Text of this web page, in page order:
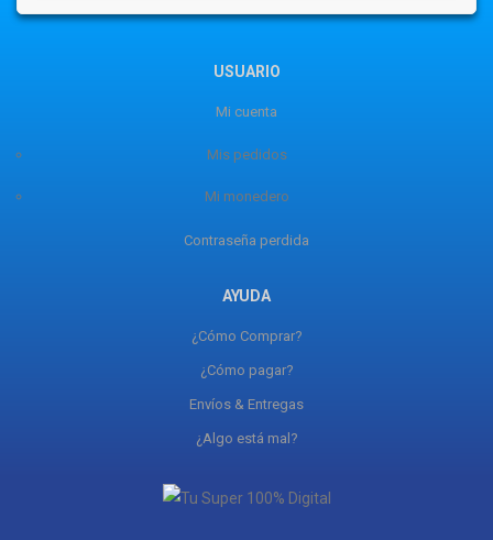
USUARIO
Mi cuenta
Mis pedidos
Mi monedero
Contraseña perdida
AYUDA
¿Cómo Comprar?
¿Cómo pagar?
Envíos & Entregas
¿Algo está mal?